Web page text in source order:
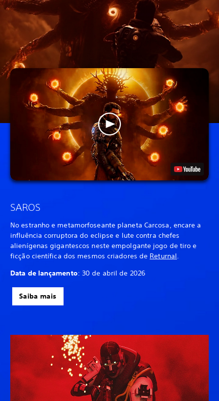
SAROS
No estranho e metamorfoseante planeta Carcosa, encare a
influência corruptora do eclipse e lute contra chefes
alienígenas gigantescos neste empolgante jogo de tiro e
ficção científica dos mesmos criadores de Returnal
Data de lançamento: 30 de abril de 2026
Saiba mais